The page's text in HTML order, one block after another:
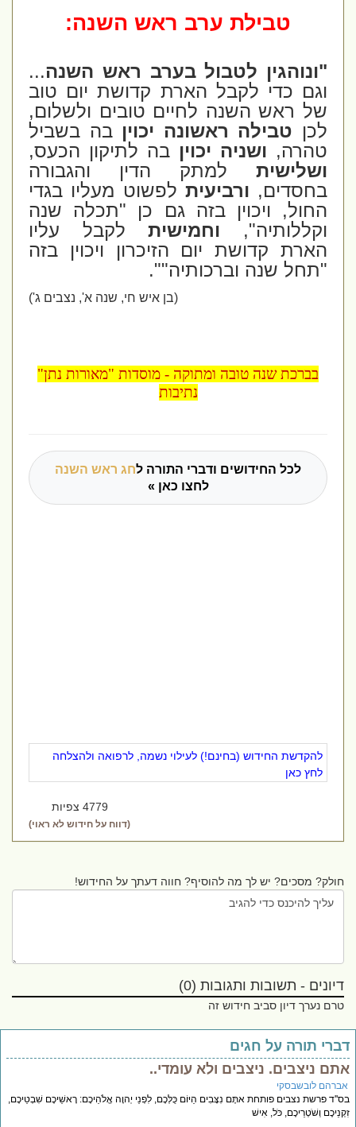
טבילת ערב ראש השנה:
"ונוהגין לטבול בערב ראש השנה...
וגם כדי לקבל הארת קדושת יום טוב
של ראש השנה לחיים טובים ולשלום,
לכןטבילה ראשונה יכויןבה בשביל
טהרה,ושניה יכויןבה לתיקון הכעס,
ושלישיתלמתק הדין והגבורה
בחסדים,ורביעיתלפשוט מעליו בגדי
החול, ויכוין בזה גם כן "תכלה שנה
וקללותיה",
וחמישיתלקבל עליו
הארת קדושת יום הזיכרון ויכוין בזה
"תחל שנה וברכותיה"".
(בן איש חי, שנה א', נצבים ג')
בברכת שנה טובה ומתוקה - מוסדות "מאורות נתן"
נתיבות
לכל החידושים ודברי התורה לחג ראש השנה
לחצו כאן »
להקדשת החידוש (בחינם!) לעילוי נשמה, לרפואה ולהצלחה
לחץ כאן
4779 צפיות
(דווח על חידוש לא ראוי)
חולק? מסכים? יש לך מה להוסיף? חווה דעתך על החידוש!
דיונים - תשובות ותגובות (0)
טרם נערך דיון סביב חידוש זה
תורה על חגים
ניצבים. ניצבים ולא עומדי..
לובשבסקי
פרשת נצבים פותחת אתֶּם נִצָּבִים הַיּוֹם כֻּלְּכֶם, לִפְנֵי יְהוָה אֱלֹהֵיכֶם: רָאשֵׁיכֶם שִׁבְטֵיכֶם,
וְשֹׁטְרֵיכֶם, כֹּל, אִישׁ